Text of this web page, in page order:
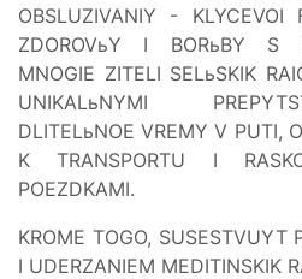
OBSLUZIVANIY - KLYCEVOI
ZDOROVьY I BORьBY S
MNOGIE ZITELI SELьSKIK
UNIKALьNYMI
DLITELьNOE VREMY V PUTI,
K TRANSPORTU I
POEZDKAMI.
KROME TOGO, SUSESTVUYT
I UDERZANIEM MEDITINSKIK